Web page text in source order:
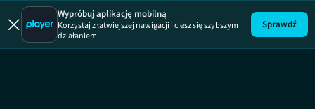
Nieczysta gra
Wypróbuj aplikację mobilną
Korzystaj z łatwiejszej nawigacji i ciesz się szybszym
działaniem
Sprawdź